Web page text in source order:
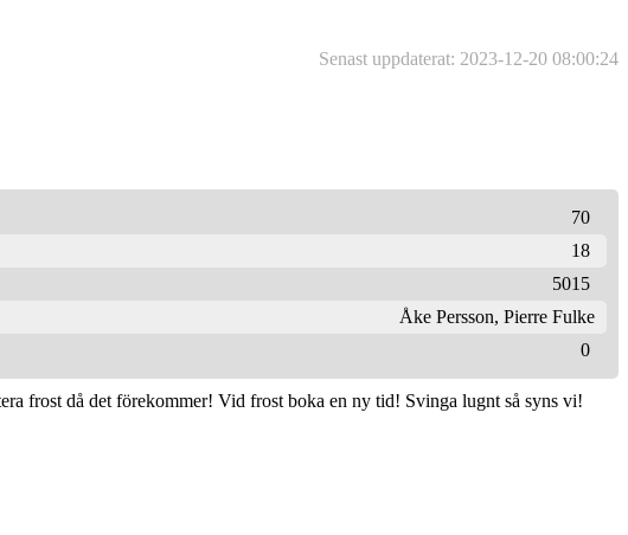
Senast uppdaterat: 2023-12-20 08:00:24
70
18
5015
Åke Persson, Pierre Fulke
0
frost då det förekommer! Vid frost boka en ny tid! Svinga lugnt så syns vi!